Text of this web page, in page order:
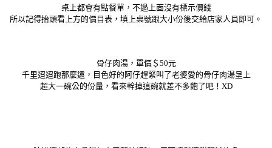
桌上都會有點餐單，不過上面沒有標示價錢
所以記得抬頭看上方的價目表，填上桌號跟大小份後交給店家人員即可。
骨仔肉湯，單價＄50元
千里迢迢跑那麼遠，目色好的阿仔趕緊叫了老婆愛的骨仔肉湯呈上
超大一碗公的份量，看來幹掉這碗就差不多飽了吧！XD